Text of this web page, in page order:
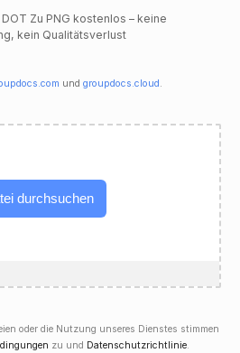
Zu PNG kostenlos – keine
kein Qualitätsverlust
und groupdocs.cloud .
durchsuchen
oder die Nutzung unseres Dienstes stimmen
zu und Datenschutzrichtlinie.